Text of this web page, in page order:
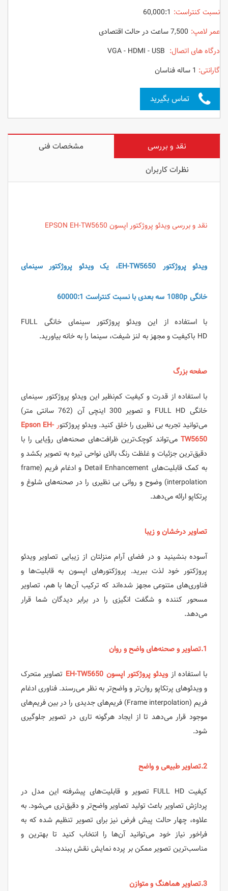
نسبت کنتراست:
عمر لامپ: 7,500 ساعت در حالت اقتصادی
درگاه های اتصال:
گارانتی:
تماس بگیرید
نقد و بررسی
مشخصات فنی
نظرات کاربران
نقد و بررسی ویدئو پروژکتور اپسون EPSON EH-TW5650
ویدئو پروژکتور EH-TW5650، یک ویدئو پروژکتور سینمای
خانگی 1080p سه بعدی با نسبت کنتراست 60000:1
با استفاده از این ویدئو پروژکتور سینمای خانگی FULL
HD باکیفیت و مجهز به لنز شیفت، سینما را به خانه بیاورید.
صفحه بزرگ
با استفاده از قدرت و کیفیت کم‌نظیر این ویدئو پروژکتور سینمای
خانگی FULL HD و تصویر 300 اینچی آن (762 سانتی متر)
می‌توانید تجربه بی نظیری را خلق کنید. ویدئو پروژکتورEpson EH-
TW5650 می‌تواند کوچک‌ترین ظرافت‌های صحنه‌های رؤیایی را با
دقیق‌ترین جزئیات و غلظت رنگ بالای نواحی تیره به تصویر بکشد و
به کمک قابلیت‌های Detail Enhancement و ادغام فریم (frame
interpolation) وضوح و روانی بی نظیری را در صحنه‌های شلوغ و
پرتکاپو ارائه می‌دهد.
تصاویر درخشان و زیبا
آسوده بنشینید و در فضای آرام منزلتان از زیبایی تصاویر ویدئو
پروژکتور خود لذت ببرید. پروژکتورهای اپسون به قابلیت‌ها و
فناوری‌های متنوعی مجهز شده‌اند که ترکیب آن‌ها با هم، تصاویر
مسحور کننده و شگفت انگیزی را در برابر دیدگان شما قرار
می‌دهد.
1.تصاویر و صحنه‌های واضح و روان
با استفاده از ویدئو پروژکتور اپسون EH-TW5650
تصاویر متحرک
و ویدئوهای پرتکاپو روان‌تر و واضح‌تر به نظر می‌رسند. فناوری ادغام
فریم (Frame interpolation) فریم‌های جدیدی را در بین فریم‌های
موجود قرار می‌دهد تا از ایجاد هرگونه تاری در تصویر جلوگیری
شود.
2.تصاویر طبیعی و واضح
کیفیت FULL HD تصویر و قابلیت‌های پیشرفته این مدل در
پردازش تصاویر باعث تولید تصاویر واضح‌تر و دقیق‌تری می‌شود. به
علاوه، چهار حالت پیش فرض نیز برای تصویر تنظیم شده که به
فراخور نیاز خود می‌توانید آن‌ها را انتخاب کنید تا بهترین و
مناسب‌ترین تصویر ممکن بر پرده نمایش نقش ببندد.
3.تصاویر هماهنگ و متوازن